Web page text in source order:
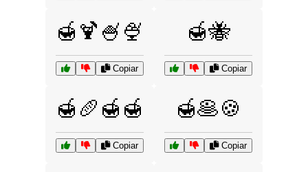
🍯🍹🍧🍨
Copiar
🍯🐝
Copiar
🍯🥖🍯🍯
Copiar
🍯🥞🍪
Copiar